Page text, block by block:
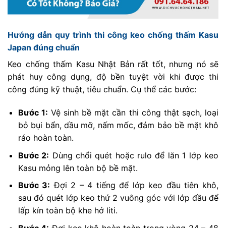
Hướng dẫn quy trình thi công keo chống thấm Kasu
Japan đúng chuẩn
Keo chống thấm Kasu Nhật Bản rất tốt, nhưng nó sẽ
phát huy công dụng, độ bền tuyệt vời khi được thi
công đúng kỹ thuật, tiêu chuẩn. Cụ thể các bước:
Bước 1: Vệ sinh bề mặt cần thi công thật sạch, loại
bỏ bụi bẩn, dầu mỡ, nấm mốc, đảm bảo bề mặt khô
ráo hoàn toàn.
Bước 2: Dùng chổi quét hoặc rulo để lăn 1 lớp keo
Kasu mỏng lên toàn bộ bề mặt.
Bước 3: Đợi 2 – 4 tiếng để lớp keo đầu tiên khô,
sau đó quét lớp keo thứ 2 vuông góc với lớp đầu để
lấp kín toàn bộ khe hở liti.